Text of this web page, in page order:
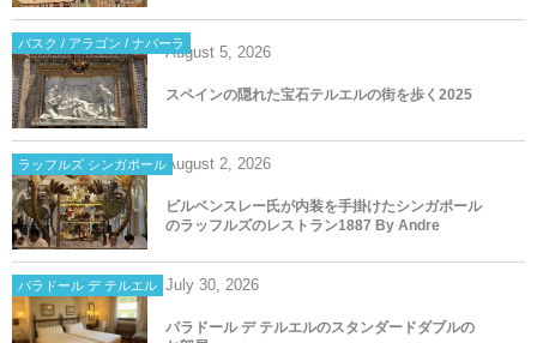
バスク / アラゴン / ナバーラAugust 5, 2026
スペインの隠れた宝石テルエルの街を歩く2025
ラッフルズ シンガポールAugust 2, 2026
ビルベンスレー氏が内装を手掛けたシンガポール
のラッフルズのレストラン1887 By Andre
パラドール デ テルエル July 30, 2026
パラドール デ テルエルのスタンダードダブルの